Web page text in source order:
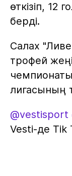
өткізіп, 12
берді.
Салах
трофей
лигасының
@vestisport
Vesti-де Tik